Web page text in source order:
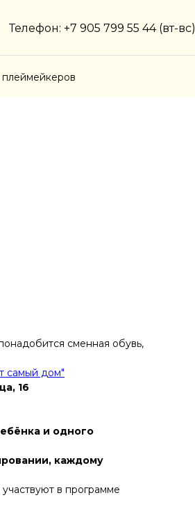
Телефон: +7 905 799 55 44 (вт-вс)
сменная обувь,
самый дом"
16
и одного
каждому
в программе